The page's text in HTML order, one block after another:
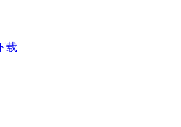
载